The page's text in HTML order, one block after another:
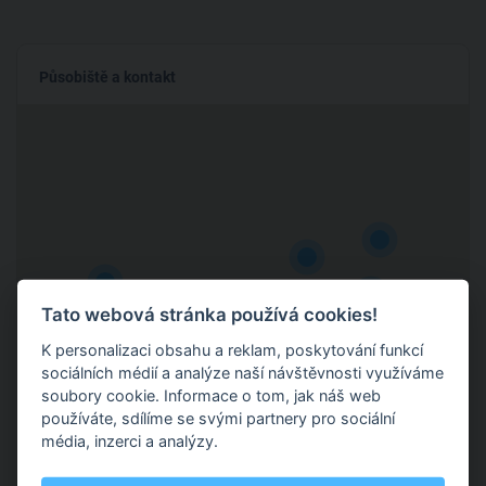
Působiště a kontakt
Tato webová stránka používá cookies!
K personalizaci obsahu a reklam, poskytování funkcí
sociálních médií a analýze naší návštěvnosti využíváme
soubory cookie. Informace o tom, jak náš web
používáte, sdílíme se svými partnery pro sociální
média, inzerci a analýzy.